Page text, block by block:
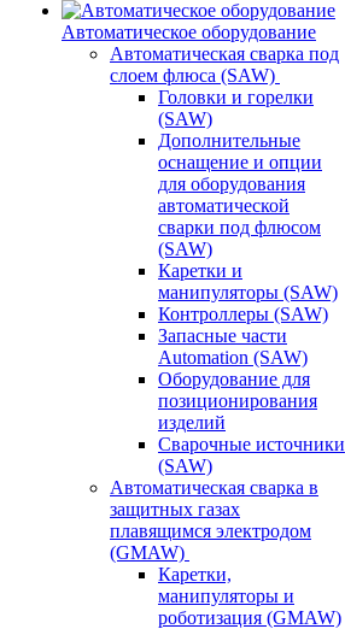
Автоматическое оборудование
Автоматическая сварка под
слоем флюса (SAW)
Головки и горелки
(SAW)
Дополнительные
оснащение и опции
для оборудования
автоматической
сварки под флюсом
(SAW)
Каретки и
манипуляторы (SAW)
Контроллеры (SAW)
Запасные части
Automation (SAW)
Оборудование для
позиционирования
изделий
Сварочные источники
(SAW)
Автоматическая сварка в
защитных газах
плавящимся электродом
(GMAW)
Каретки,
манипуляторы и
роботизация (GMAW)